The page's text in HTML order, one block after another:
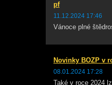
pf
11.12.2024 17:46
Vánoce plné
Novinky BOZP v
08.01.2024 17:28
Také v roce 2024